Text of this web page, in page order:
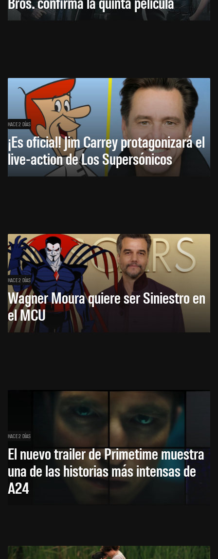
HACE 2 DÍAS
¡Es oficial! Jim Carrey protagonizará el
live-action de Los Supersónicos
HACE 2 DÍAS
Wagner Moura quiere ser Siniestro en
el MCU
HACE 2 DÍAS
El nuevo trailer de Primetime muestra
una de las historias más intensas de
A24